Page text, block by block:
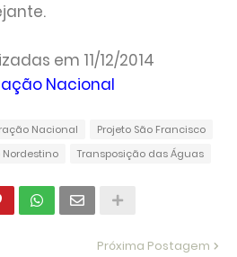
em 11/12/2014
Nacional
Nacional
Projeto São Francisco
Nordestino Transposição das Águas
Próxima Postagem